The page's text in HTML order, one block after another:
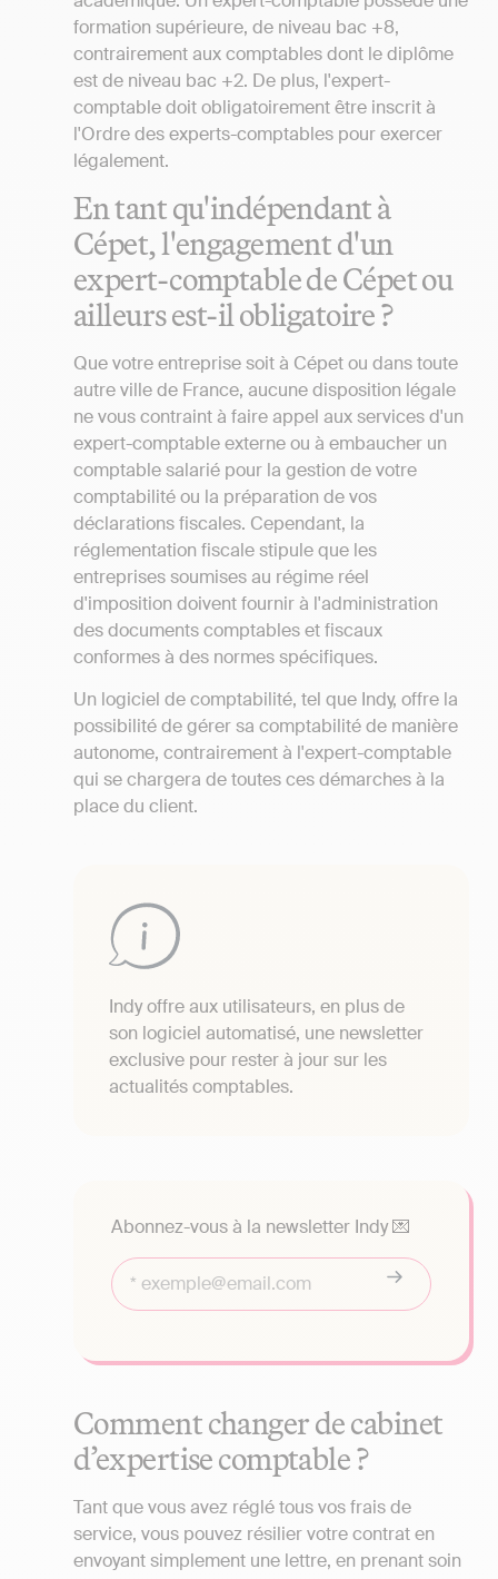
formation supérieure, de niveau bac +8,
contrairement aux comptables dont le diplôme
est de niveau bac +2. De plus, l'expert-
comptable doit obligatoirement être inscrit à
l'Ordre des experts-comptables pour exercer
légalement.
En tant qu'indépendant à
Cépet, l'engagement d'un
expert-comptable de Cépet ou
ailleurs est-il obligatoire ?
Que votre entreprise soit à Cépet ou dans toute
autre ville de France, aucune disposition légale
ne vous contraint à faire appel aux services d'un
expert-comptable externe ou à embaucher un
comptable salarié pour la gestion de votre
comptabilité ou la préparation de vos
déclarations fiscales. Cependant, la
réglementation fiscale stipule que les
entreprises soumises au régime réel
d'imposition doivent fournir à l'administration
des documents comptables et fiscaux
conformes à des normes spécifiques.
Un logiciel de comptabilité, tel que Indy, offre la
possibilité de gérer sa comptabilité de manière
autonome, contrairement à l'expert-comptable
qui se chargera de toutes ces démarches à la
place du client.
Indy offre aux utilisateurs, en plus de
son logiciel automatisé, une newsletter
exclusive pour rester à jour sur les
actualités comptables.
Abonnez-vous à la newsletter Indy 💌
Comment changer de cabinet
d’expertise comptable ?
Tant que vous avez réglé tous vos frais de
service, vous pouvez résilier votre contrat en
envoyant simplement une lettre, en prenant soin